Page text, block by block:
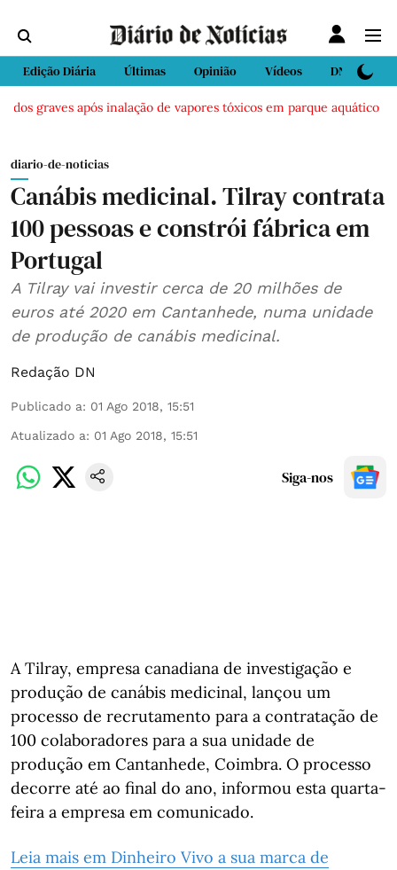
Edição Diária Últimas Opinião Vídeos DN Sport
graves após inalação de vapores tóxicos em parque aquático
diario-de-noticias
Canábis medicinal. Tilray contrata
100 pessoas e constrói fábrica em
Portugal
A Tilray vai investir cerca de 20 milhões de
euros até 2020 em Cantanhede, numa unidade
de produção de canábis medicinal.
Redação DN
Publicado a: 01 Ago 2018, 15:51
Atualizado a: 01 Ago 2018, 15:51
Siga-nos
A Tilray, empresa canadiana de investigação e
produção de canábis medicinal, lançou um
processo de recrutamento para a contratação de
100 colaboradores para a sua unidade de
produção em Cantanhede, Coimbra. O processo
decorre até ao final do ano, informou esta quarta-
feira a empresa em comunicado.
Leia mais em Dinheiro Vivo a sua marca de